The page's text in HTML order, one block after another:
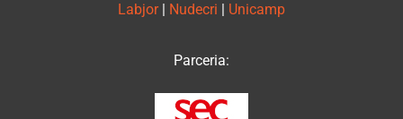
Labjor Nudecri Unicamp
Parceria: